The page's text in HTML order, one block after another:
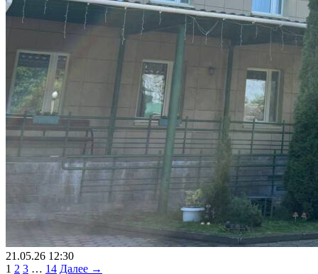
21.05.26 12:30
1 2 3 … 14 Далее →